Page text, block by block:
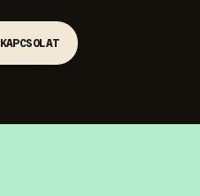
KAPCSOLAT